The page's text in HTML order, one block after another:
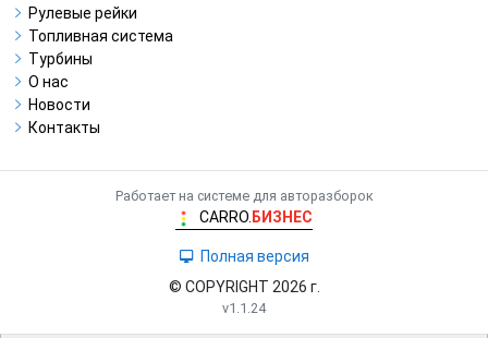
Рулевые рейки
Топливная система
Турбины
О нас
Новости
Контакты
Работает на системе для авторазборок
CARRO. БИЗНЕС
Полная версия
© COPYRIGHT 2026 г.
v1.1.24